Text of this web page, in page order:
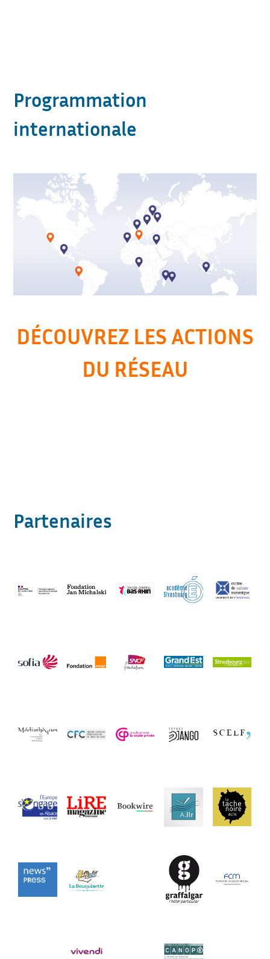
Programmation
internationale
DÉCOUVREZ LES ACTIONS
DU RÉSEAU
Partenaires